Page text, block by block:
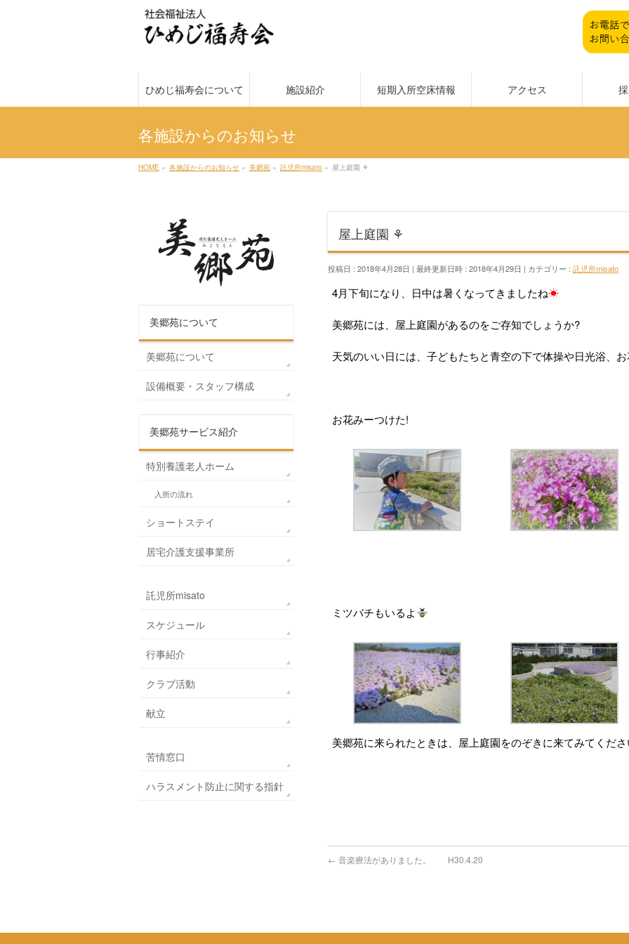
ひめじ福寿会について 施設紹介 短期入所空床情報 アクセス
各施設からのお知らせ
HOME » 各施設からのお知らせ » 美郷苑 » 託児所misato » 屋上庭園 ⚘
屋上庭園 ⚘
投稿日 : 2018年4月28日 最終更新日時 : 2018年4月29日 カテゴリー : 託児所misato
4月下旬になり、日中は暑くなってきましたね☀
美郷苑には、屋上庭園があるのをご存知でしょうか?
天気のいい日には、子どもたちと青空の下で体操や日光浴、
お花みーつけた!
ミツバチもいるよ
美郷苑に来られたときは、屋上庭園をのぞきに来てみてくださ
← 音楽療法がありました。 H30.4.20
美郷苑について
美郷苑について
設備概要・スタッフ構成
美郷苑サービス紹介
特別養護老人ホーム
入所の流れ
ショートステイ
居宅介護支援事業所
託児所misato
スケジュール
行事紹介
クラブ活動
献立
苦情窓口
ハラスメント防止に関する指針